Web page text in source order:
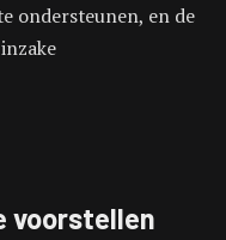
ondersteunen, en de
voorstellen